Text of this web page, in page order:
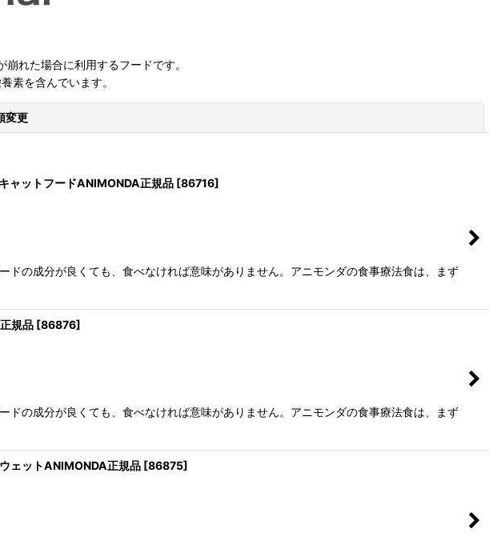
れた場合に利用するフードです。
素を含んでいます。
変更
ャットフードANIMONDA正規品 [86716]
の成分が良くても、食べなければ意味がありません。アニモンダの食事療法食は、まず
規品 [86876]
の成分が良くても、食べなければ意味がありません。アニモンダの食事療法食は、まず
ェットANIMONDA正規品 [86875]